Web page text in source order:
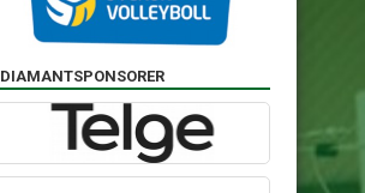
DIAMANTSPONSORER